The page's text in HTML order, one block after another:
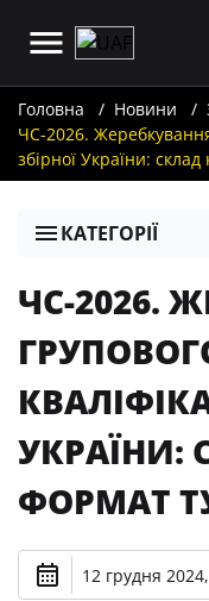
Головна Новини
ЧС-2026. Жеребкування
збірної України:
КАТЕГОРІЇ
ЧС-2026.
УКРАЇНИ:
ФОРМАТ
12 грудня